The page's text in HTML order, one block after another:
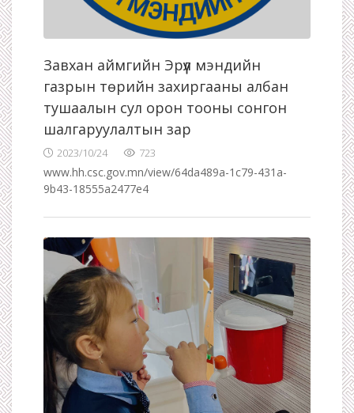
Завхан аймгийн Эрүүл мэндийн
газрын төрийн захиргааны албан
тушаалын сул орон тооны сонгон
шалгаруулалтын зар
2023/10/24 723
www.hh.csc.gov.mn/view/64da489a-1c79-431a-
9b43-18555a2477e4